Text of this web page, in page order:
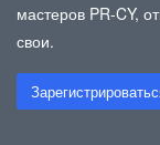
мастеров PR-CY,
свои.